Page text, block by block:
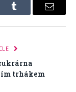
Tumblr Email
trhákem